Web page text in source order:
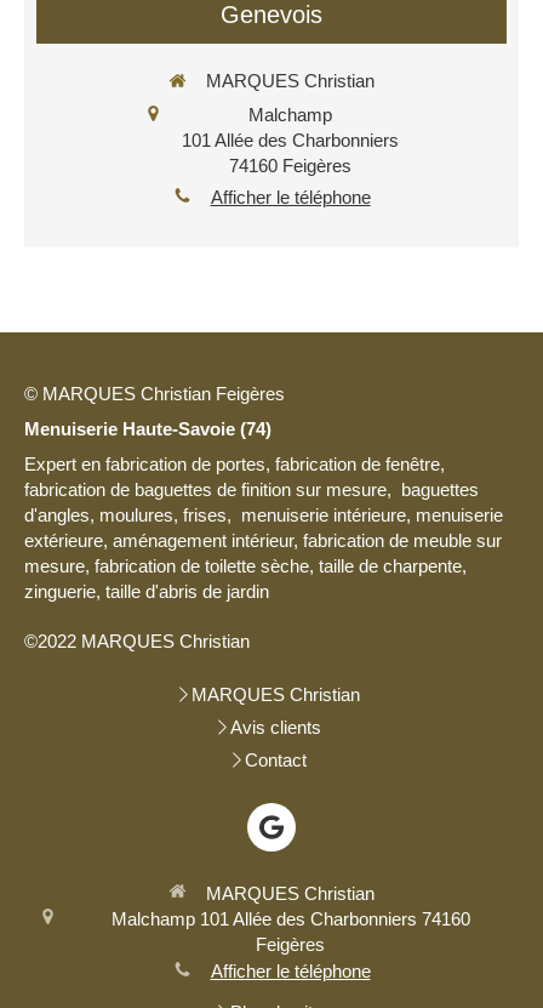
Genevois
MARQUES Christian
Malchamp
101 Allée des Charbonniers
74160 Feigères
Afficher le téléphone
© MARQUES Christian Feigères
Menuiserie Haute-Savoie (74)
Expert en fabrication de portes, fabrication de fenêtre,
fabrication de baguettes de finition sur mesure, baguettes
d'angles, moulures, frises, menuiserie intérieure, menuiserie
extérieure, aménagement intérieur, fabrication de meuble sur
mesure, fabrication de toilette sèche, taille de charpente,
zinguerie, taille d'abris de jardin
©2022 MARQUES Christian
MARQUES Christian
Avis clients
Contact
MARQUES Christian
Malchamp 101 Allée des Charbonniers 74160
Feigères
Afficher le téléphone